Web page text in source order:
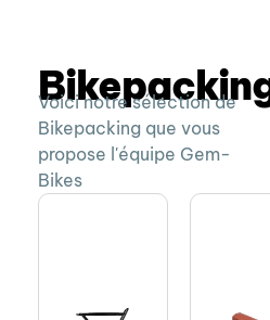
Voici notre sélection de
Bikepacking que vous
propose l'équipe Gem-
Bikes